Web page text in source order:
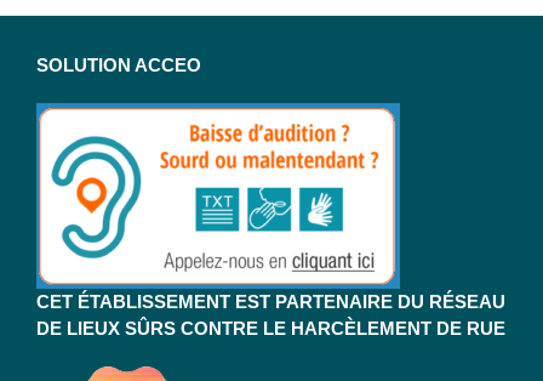
SOLUTION ACCEO
CET ÉTABLISSEMENT EST PARTENAIRE DU RÉSEAU
DE LIEUX SÛRS CONTRE LE HARCÈLEMENT DE RUE